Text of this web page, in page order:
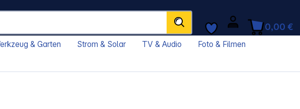
0,00 €
& Garten Strom & Solar TV & Audio
Foto & Filmen